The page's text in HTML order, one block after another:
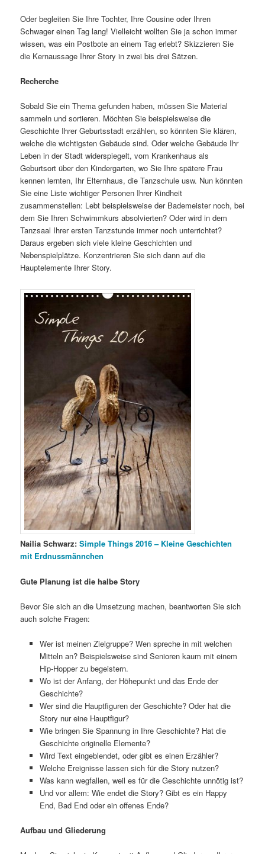
Oder begleiten Sie Ihre Tochter, Ihre Cousine oder Ihren
Schwager einen Tag lang! Vielleicht wollten Sie ja schon immer
wissen, was ein Postbote an einem Tag erlebt? Skizzieren Sie
die Kernaussage Ihrer Story in zwei bis drei Sätzen.
Recherche
Sobald Sie ein Thema gefunden haben, müssen Sie Material
sammeln und sortieren. Möchten Sie beispielsweise die
Geschichte Ihrer Geburtsstadt erzählen, so könnten Sie klären,
welche die wichtigsten Gebäude sind. Oder welche Gebäude Ihr
Leben in der Stadt widerspiegelt, vom Krankenhaus als
Geburtsort über den Kindergarten, wo Sie Ihre spätere Frau
kennen lernten, Ihr Elternhaus, die Tanzschule usw. Nun könnten
Sie eine Liste wichtiger Personen Ihrer Kindheit
zusammenstellen: Lebt beispielsweise der Bademeister noch, bei
dem Sie Ihren Schwimmkurs absolvierten? Oder wird in dem
Tanzsaal Ihrer ersten Tanzstunde immer noch unterrichtet?
Daraus ergeben sich viele kleine Geschichten und
Nebenspielplätze. Konzentrieren Sie sich dann auf die
Hauptelemente Ihrer Story.
Nailia Schwarz:Simple Things 2016 – Kleine Geschichten
mit Erdnussmännchen
Gute Planung ist die halbe Story
Bevor Sie sich an die Umsetzung machen, beantworten Sie sich
auch solche Fragen:
Wer ist meinen Zielgruppe? Wen spreche in mit welchen
Mitteln an? Beispielsweise sind Senioren kaum mit einem
Hip-Hopper zu begeistern.
Wo ist der Anfang, der Höhepunkt und das Ende der
Geschichte?
Wer sind die Hauptfiguren der Geschichte? Oder hat die
Story nur eine Hauptfigur?
Wie bringen Sie Spannung in Ihre Geschichte? Hat die
Geschichte originelle Elemente?
Wird Text eingeblendet, oder gibt es einen Erzähler?
Welche Ereignisse lassen sich für die Story nutzen?
Was kann wegfallen, weil es für die Geschichte unnötig ist?
Und vor allem: Wie endet die Story? Gibt es ein Happy
End, Bad End oder ein offenes Ende?
Aufbau und Gliederung